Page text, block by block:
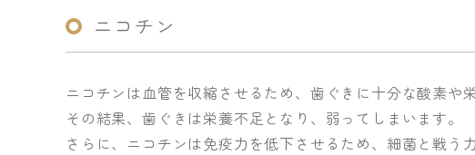
ニコチン
ニコチンは血管を収縮させるため、歯ぐきに十分な酸素や
その結果、歯ぐきは栄養不足となり、弱ってしまいます。
さらに、ニコチンは免疫力を低下させるため、細菌と戦う